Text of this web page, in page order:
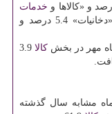
خدمات
متفرقه» 6.2 درصد رشد كرد اما در گروه «دخانیات» 5.4 درصد و
مهر در بخش كالا 3.9
مشابه سال گذشته